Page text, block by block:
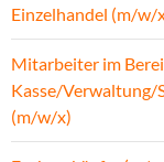
Einzelhandel (m/w/
Mitarbeiter im
Kasse/Verwaltung/
(m/w/x)